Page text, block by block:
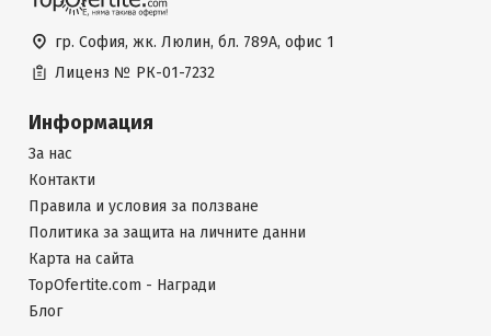
гр. София, жк. Люлин, бл. 789А, офис 1
Лиценз № РК-01-7232
Информация
За нас
Контакти
Правила и условия за ползване
Политика за защита на личните данни
Карта на сайта
TopOfertite.com - Награди
Блог